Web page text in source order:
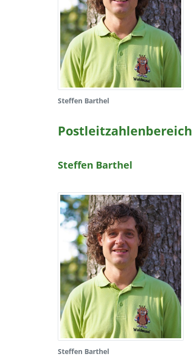
Steffen Barthel
Postleitzahlenbereich
Steffen Barthel
Steffen Barthel